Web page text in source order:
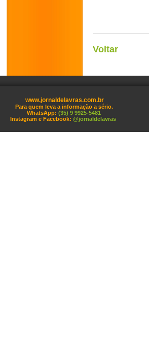
Voltar
www.jornaldelavras.com.br
Para quem leva a informação a sério.
WhatsApp: (35) 9 9925-5481
Instagram e Facebook: @jornaldelavras